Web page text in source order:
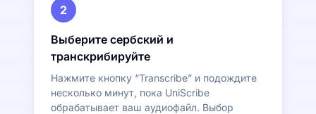
2
Выберите сербский и
транскрибируйте
Нажмите кнопку “Transcribe” и подождите
несколько минут, пока UniScribe
обрабатывает ваш аудиофайл. Выбор